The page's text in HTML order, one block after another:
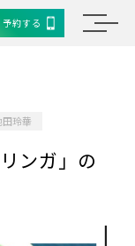
約する
田玲華
ンガ」の